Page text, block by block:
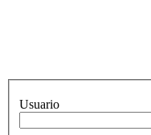
Usuario